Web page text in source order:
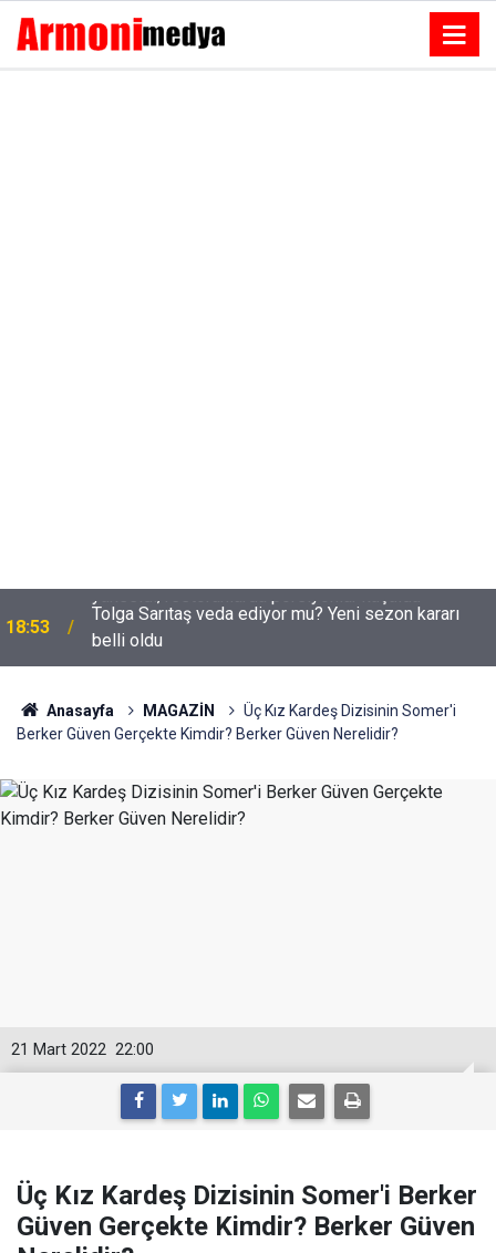
18:53
Tolga Sarıtaş veda ediyor mu? Yeni sezon kararı
belli oldu
Anasayfa MAGAZİN
Üç Kız Kardeş Dizisinin Somer'i
Berker Güven Gerçekte Kimdir? Berker Güven Nerelidir?
22:00
21 Mart 2022
Üç Kız Kardeş Dizisinin Somer'i Berker
Güven Gerçekte Kimdir? Berker Güven